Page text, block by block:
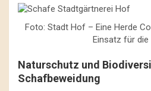
Foto: Stadt Hof – Eine Herde
Einsatz für die
Naturschutz und
Schafbeweidung